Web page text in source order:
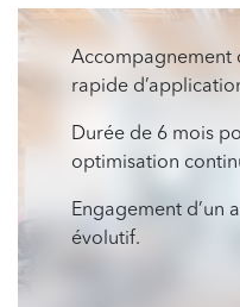
Accompagnement
rapide
Durée de 6 mois
optimisation
Engagement d’un
évolutif.